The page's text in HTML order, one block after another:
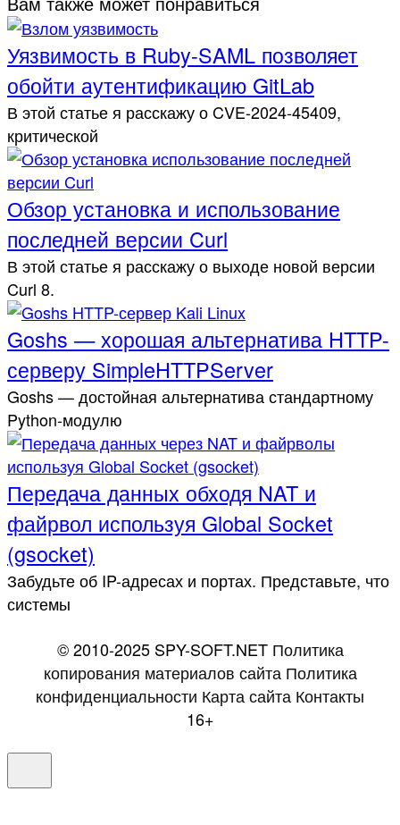
Уязвимость в Ruby-SAML позволяет
обойти аутентификацию GitLab
В этой статье я расскажу о CVE-2024-45409,
критической
Обзор установка и использование
последней версии Curl
В этой статье я расскажу о выходе новой версии
Curl 8.
Goshs — хорошая альтернатива HTTP-
серверу SimpleHTTPServer
Goshs — достойная альтернатива стандартному
Python-модулю
Передача данных обходя NAT и
файрвол используя Global Socket
(gsocket)
Забудьте об IP-адресах и портах. Представьте, что
системы
© 2010-2025 SPY-SOFT.NET Политика
копирования материалов сайта Политика
конфиденциальности Карта сайта Контакты
16+